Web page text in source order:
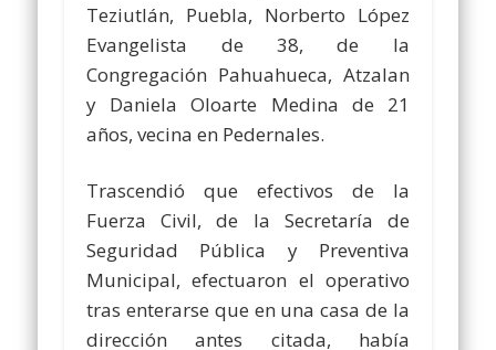
Teziutlán, Puebla, Norberto López
Evangelista de 38, de la
Congregación Pahuahueca, Atzalan
y Daniela Oloarte Medina de 21
años, vecina en Pedernales.
Trascendió que efectivos de la
Fuerza Civil, de la Secretaría de
Seguridad Pública y Preventiva
Municipal, efectuaron el operativo
tras enterarse que en una casa de la
dirección antes citada, había